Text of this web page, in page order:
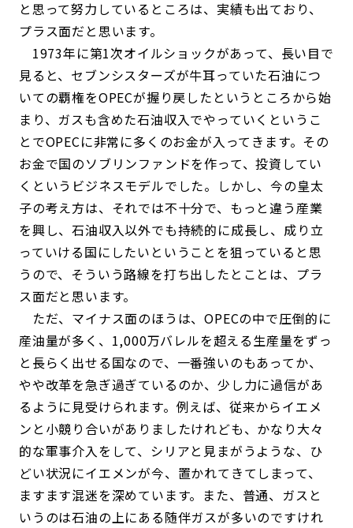
と思って努力しているところは、実績も出ており、
プラス面だと思います。
1973年に第1次オイルショックがあって、長い目で
見ると、セブンシスターズが牛耳っていた石油につ
いての覇権をOPECが握り戻したというところから始
まり、ガスも含めた石油収入でやっていくというこ
とでOPECに非常に多くのお金が入ってきます。その
お金で国のソブリンファンドを作って、投資してい
くというビジネスモデルでした。しかし、今の皇太
子の考え方は、それでは不十分で、もっと違う産業
を興し、石油収入以外でも持続的に成長し、成り立
っていける国にしたいということを狙っていると思
うので、そういう路線を打ち出したとことは、プラ
ス面だと思います。
ただ、マイナス面のほうは、OPECの中で圧倒的に
産油量が多く、1,000万バレルを超える生産量をずっ
と長らく出せる国なので、一番強いのもあってか、
やや改革を急ぎ過ぎているのか、少し力に過信があ
るように見受けられます。例えば、従来からイエメ
ンと小競り合いがありましたけれども、かなり大々
的な軍事介入をして、シリアと見まがうような、ひ
どい状況にイエメンが今、置かれてきてしまって、
ますます混迷を深めています。また、普通、ガスと
いうのは石油の上にある随伴ガスが多いのですけれ